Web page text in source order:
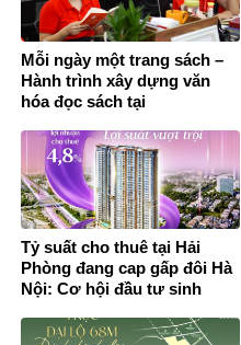
Mỗi ngày một trang sách –
Hành trình xây dựng văn
hóa đọc sách tại
Tỷ suất cho thuê tại Hải
Phòng đang cap gấp đôi Hà
Nội: Cơ hội đầu tư sinh